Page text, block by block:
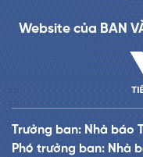
Website của BAN
Trưởng ban: Nhà báo
Phó trưởng ban: Nhà